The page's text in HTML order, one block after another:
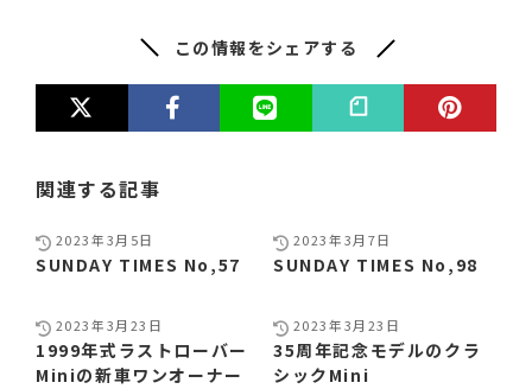
この情報をシェアする
関連する記事
2023年3月5日
SUNDAY TIMES No,57
2023年3月7日
SUNDAY TIMES No,98
2023年3月23日
1999年式ラストローバー
Miniの新車ワンオーナー
2023年3月23日
35周年記念モデルのクラ
シックMini